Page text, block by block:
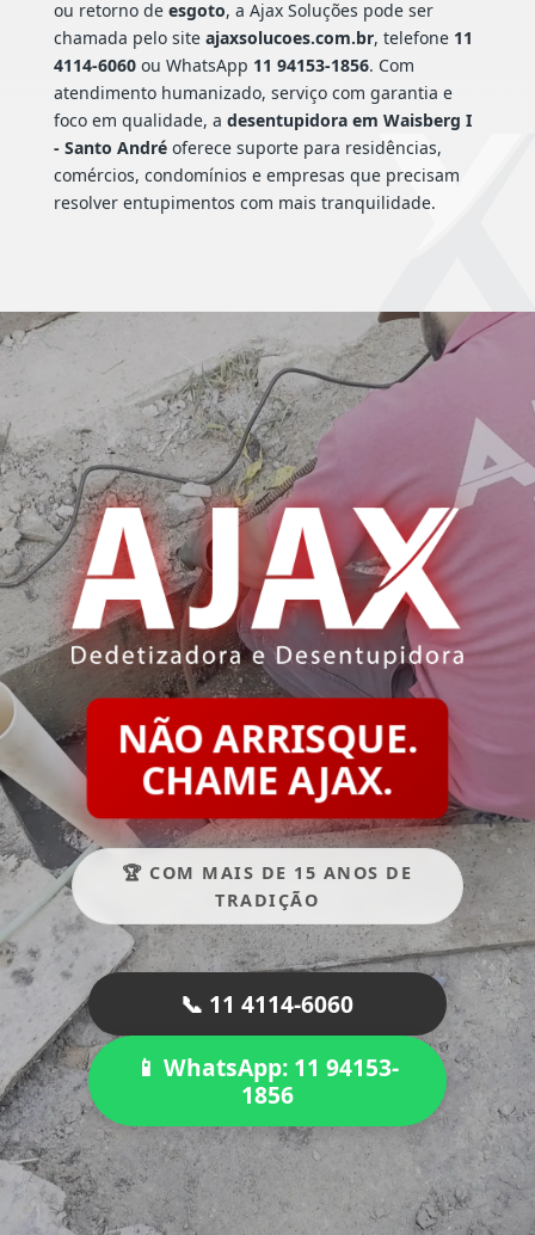
ou retorno de esgoto, a Ajax Soluções pode ser
chamada pelo site ajaxsolucoes.com.br, telefone 11
4114-6060ou WhatsApp 11 94153-1856. Com
atendimento humanizado, serviço com garantia e
foco em qualidade, a desentupidora em Waisberg I
- Santo Andréoferece suporte para residências,
comércios, condomínios e empresas que precisam
resolver entupimentos com mais tranquilidade.
NÃO ARRISQUE.
CHAME AJAX.
🏆 COM MAIS DE 15 ANOS DE
TRADIÇÃO
📞 11 4114-6060
📱 WhatsApp: 11 94153-
1856